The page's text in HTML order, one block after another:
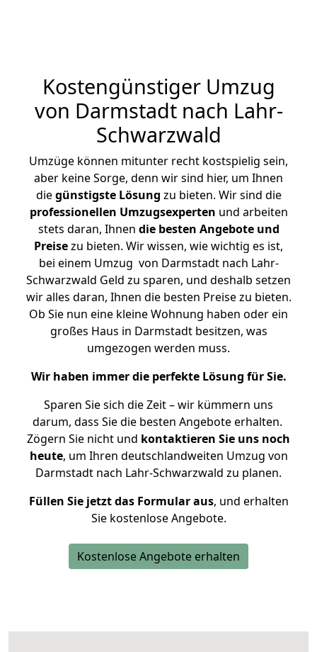
Kostengünstiger Umzug
von Darmstadt nach Lahr-
Schwarzwald
Umzüge können mitunter recht kostspielig sein,
aber keine Sorge, denn wir sind hier, um Ihnen
diegünstigste Lösung zu bieten. Wir sind die
professionellen Umzugsexperten und arbeiten
stets daran, Ihnen die besten Angebote und
Preisezu bieten. Wir wissen, wie wichtig es ist,
bei einem Umzug von Darmstadt nach Lahr-
Schwarzwald Geld zu sparen, und deshalb setzen
wir alles daran, Ihnen die besten Preise zu bieten.
Ob Sie nun eine kleine Wohnung haben oder ein
großes Haus in Darmstadt besitzen, was
umgezogen werden muss.
Wir haben immer die perfekte Lösung für Sie.
Sparen Sie sich die Zeit – wir kümmern uns
darum, dass Sie die besten Angebote erhalten.
Zögern Sie nicht und kontaktieren Sie uns noch
heute, um Ihren deutschlandweiten Umzug von
Darmstadt nach Lahr-Schwarzwald zu planen.
Füllen Sie jetzt das Formular aus, und erhalten
Sie kostenlose Angebote.
Kostenlose Angebote erhalten